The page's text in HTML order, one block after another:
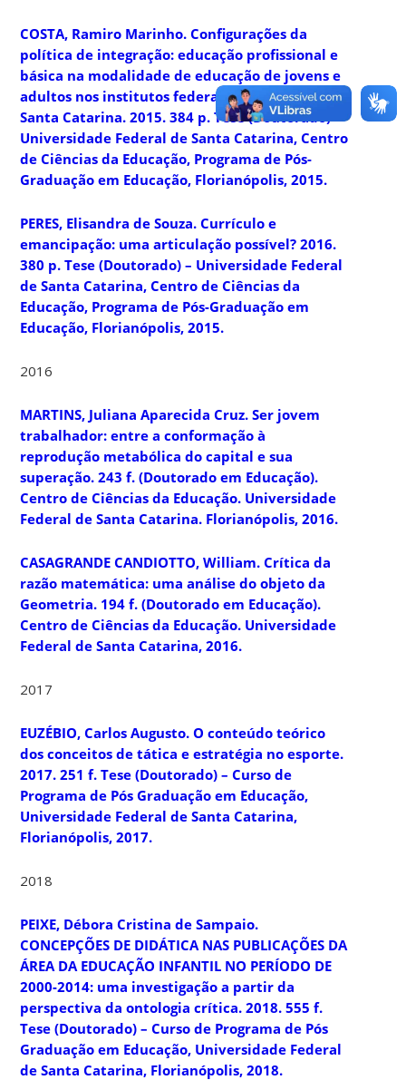
COSTA, Ramiro Marinho.Configurações da
política de integração: educação profissional e
básica na modalidade de educação de jovens e
adultos nos institutos federais de educação em
Santa Catarina. 2015. 384 p. Tese (Doutorado) –
Universidade Federal de Santa Catarina, Centro
de Ciências da Educação, Programa de Pós-
Graduação em Educação, Florianópolis, 2015.
PERES, Elisandra de Souza.Currículo e
emancipação: uma articulação possível? 2016.
380 p. Tese (Doutorado) – Universidade Federal
de Santa Catarina, Centro de Ciências da
Educação, Programa de Pós-Graduação em
Educação, Florianópolis, 2015.
2016
MARTINS, Juliana Aparecida Cruz.Ser jovem
trabalhador: entre a conformação à
reprodução metabólica do capital e sua
superação. 243 f. (Doutorado em Educação).
Centro de Ciências da Educação. Universidade
Federal de Santa Catarina. Florianópolis, 2016.
CASAGRANDE CANDIOTTO, William.Crítica da
razão matemática: uma análise do objeto da
Geometria. 194 f. (Doutorado em Educação).
Centro de Ciências da Educação. Universidade
Federal de Santa Catarina, 2016.
2017
EUZÉBIO, Carlos Augusto. O conteúdo teórico
dos conceitos de tática e estratégia no esporte.
2017. 251 f. Tese (Doutorado) – Curso de
Programa de Pós Graduação em Educação,
Universidade Federal de Santa Catarina,
Florianópolis, 2017.
2018
PEIXE, Débora Cristina de Sampaio.
CONCEPÇÕES DE DIDÁTICA NAS PUBLICAÇÕES DA
ÁREA DA EDUCAÇÃO INFANTIL NO PERÍODO DE
2000-2014: uma investigação a partir da
perspectiva da ontologia crítica. 2018. 555 f.
Tese (Doutorado) – Curso de Programa de Pós
Graduação em Educação, Universidade Federal
de Santa Catarina, Florianópolis, 2018.